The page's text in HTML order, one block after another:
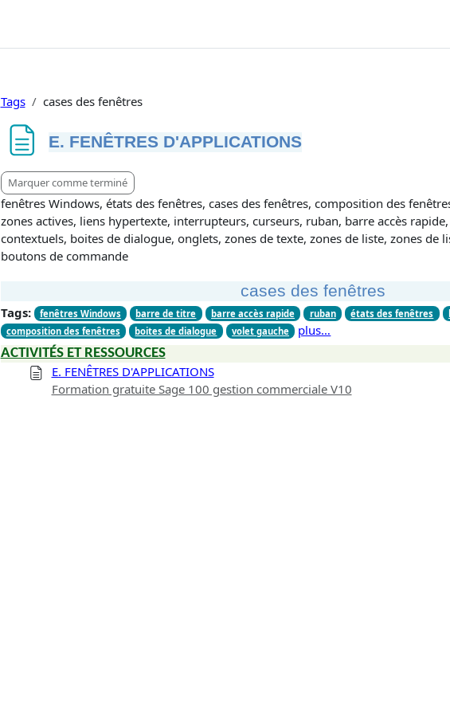
Tags cases des fenêtres
E. FENÊTRES D'APPLICATIONS
Conditions d’achèvement
Marquer comme terminé
fenêtres Windows, états des fenêtres, cases des fenêtres, composition des
zones actives, liens hypertexte, interrupteurs, curseurs, ruban, barre accès
contextuels, boites de dialogue, onglets, zones de texte, zones de liste, zones de
boutons de commande
cases des fenêtres
Tags: fenêtres Windows barre de titre barre accès rapide ruban états des fenêtres
composition des fenêtres
boites de dialogue volet gauche plus…
ACTIVITÉS ET RESSOURCES
E. FENÊTRES D'APPLICATIONS
Formation gratuite Sage 100 gestion commerciale V10